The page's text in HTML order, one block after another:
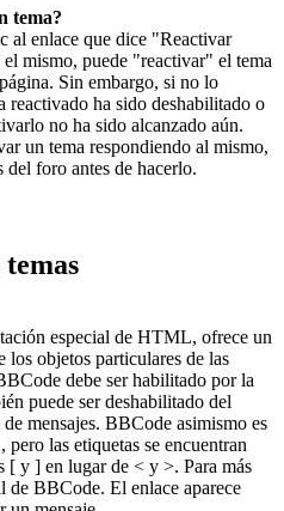
tema?
al enlace que dice "Reactivar
mismo, puede "reactivar" el tema
Sin embargo, si no lo
reactivado ha sido deshabilitado o
no ha sido alcanzado aún.
un tema respondiendo al mismo,
del foro antes de hacerlo.
especial de HTML, ofrece un
los objetos particulares de las
debe ser habilitado por la
puede ser deshabilitado del
mensajes. BBCode asimismo es
las etiquetas se encuentran
[ y ] en lugar de < y >. Para más
de BBCode. El enlace aparece